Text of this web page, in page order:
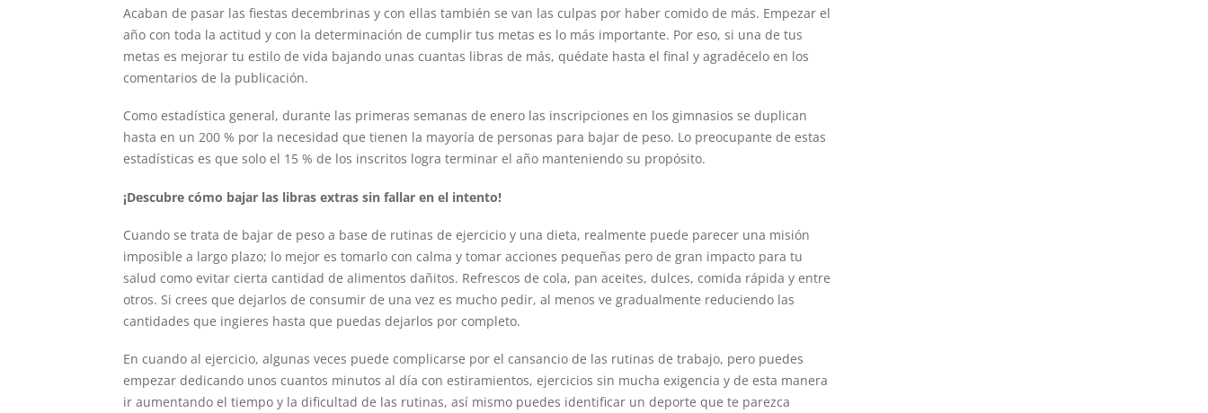
Acaban de pasar las fiestas decembrinas y con ellas también se van las culpas por haber comido de más. Empezar el
año con toda la actitud y con la determinación de cumplir tus metas es lo más importante. Por eso, si una de tus
metas es mejorar tu estilo de vida bajando unas cuantas libras de más, quédate hasta el final y agradécelo en los
comentarios de la publicación.
Como estadística general, durante las primeras semanas de enero las inscripciones en los gimnasios se duplican
hasta en un 200 % por la necesidad que tienen la mayoría de personas para bajar de peso. Lo preocupante de estas
estadísticas es que solo el 15 % de los inscritos logra terminar el año manteniendo su propósito.
¡Descubre cómo bajar las libras extras sin fallar en el intento!
Cuando se trata de bajar de peso a base de rutinas de ejercicio y una dieta, realmente puede parecer una misión
imposible a largo plazo; lo mejor es tomarlo con calma y tomar acciones pequeñas pero de gran impacto para tu
salud como evitar cierta cantidad de alimentos dañitos. Refrescos de cola, pan aceites, dulces, comida rápida y entre
otros. Si crees que dejarlos de consumir de una vez es mucho pedir, al menos ve gradualmente reduciendo las
cantidades que ingieres hasta que puedas dejarlos por completo.
En cuando al ejercicio, algunas veces puede complicarse por el cansancio de las rutinas de trabajo, pero puedes
empezar dedicando unos cuantos minutos al día con estiramientos, ejercicios sin mucha exigencia y de esta manera
ir aumentando el tiempo y la dificultad de las rutinas, así mismo puedes identificar un deporte que te parezca